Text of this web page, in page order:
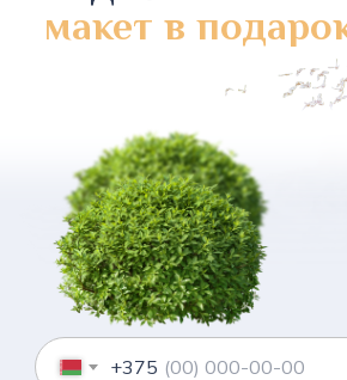
макет в
+375